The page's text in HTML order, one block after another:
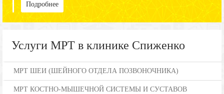
Подробнее
Услуги МРТ в клинике Спиженко
МРТ ШЕИ (ШЕЙНОГО ОТДЕЛА ПОЗВОНОЧНИКА)
МРТ КОСТНО-МЫШЕЧНОЙ СИСТЕМЫ И СУСТАВОВ